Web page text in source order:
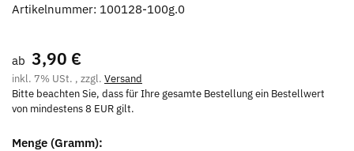
Artikelnummer: 100128-100g.0
ab 3,90 €
inkl. 7% USt. , zzgl. Versand
Bitte beachten Sie, dass für Ihre gesamte Bestellung ein Bestellwert
von mindestens 8 EUR gilt.
Menge (Gramm):